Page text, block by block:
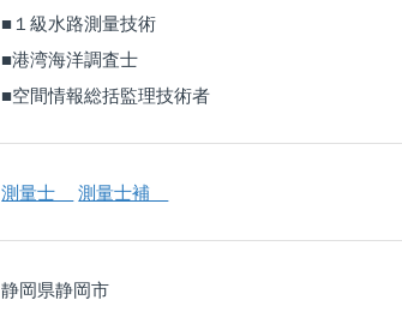
■１級水路測量技術
■港湾海洋調査士
■空間情報総括監理技術者
測量士 測量士補
静岡県静岡市